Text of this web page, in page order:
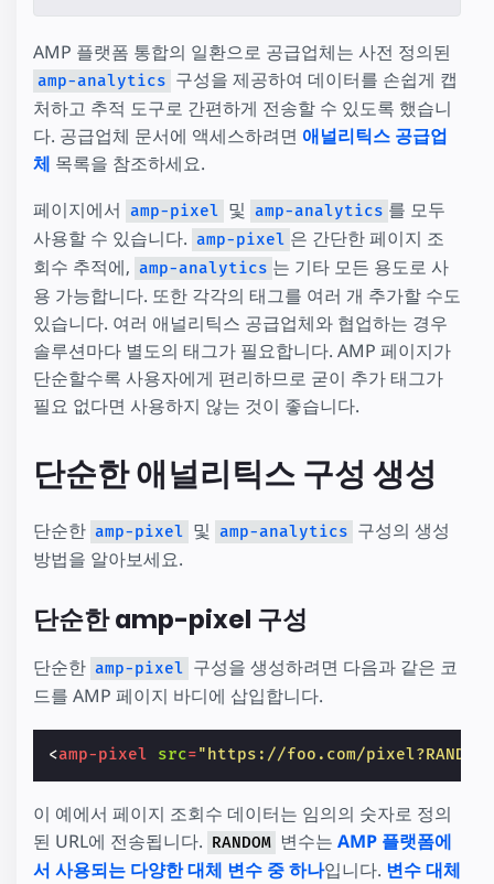
AMP 플랫폼 통합의 일환으로 공급업체는 사전 정의된
amp-analytics 구성을 제공하여 데이터를 손쉽게 캡
처하고 추적 도구로 간편하게 전송할 수 있도록 했습니
다. 공급업체 문서에 액세스하려면 애널리틱스 공급업
체 목록을 참조하세요.
페이지에서 amp-pixel 및 amp-analytics 를 모두
사용할 수 있습니다. amp-pixel 은 간단한 페이지 조
회수 추적에, amp-analytics 는 기타 모든 용도로 사
용 가능합니다. 또한 각각의 태그를 여러 개 추가할 수도
있습니다. 여러 애널리틱스 공급업체와 협업하는 경우
솔루션마다 별도의 태그가 필요합니다. AMP 페이지가
단순할수록 사용자에게 편리하므로 굳이 추가 태그가
필요 없다면 사용하지 않는 것이 좋습니다.
단순한 애널리틱스 구성 생성
단순한 amp-pixel 및 amp-analytics 구성의 생성
방법을 알아보세요.
단순한 amp-pixel 구성
단순한 amp-pixel 구성을 생성하려면 다음과 같은 코
드를 AMP 페이지 바디에 삽입합니다.
<amp-pixel src="https://foo.com/
이 예에서 페이지 조회수 데이터는 임의의 숫자로 정의
된 URL에 전송됩니다. RANDOM 변수는 AMP 플랫폼에
서 사용되는 다양한 대체 변수 중 하나입니다. 변수 대체